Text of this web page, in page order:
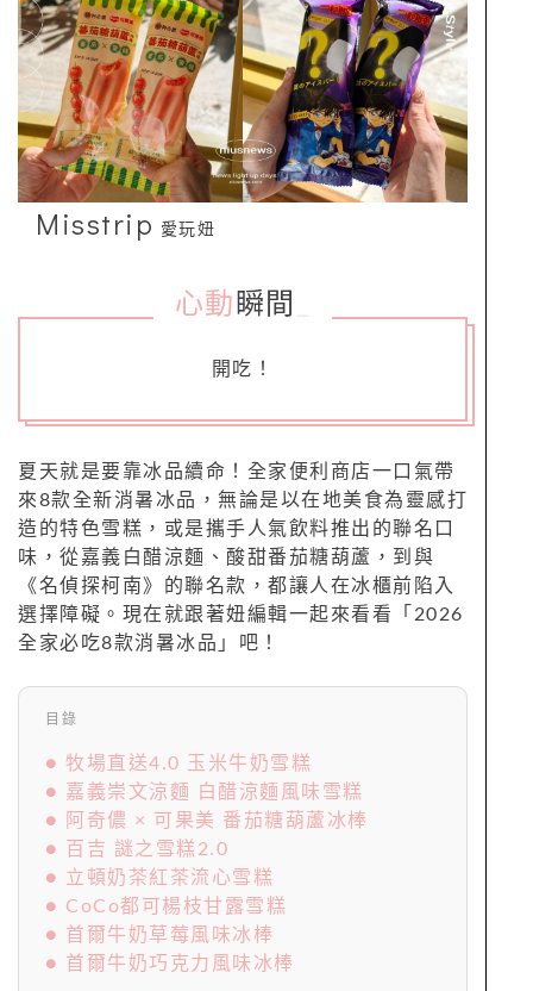
Misstrip 愛玩妞
心動 瞬間
開吃！
夏天就是要靠冰品續命！全家便利商店一口氣帶
來8款全新消暑冰品，無論是以在地美食為靈感打
造的特色雪糕，或是攜手人氣飲料推出的聯名口
味，從嘉義白醋涼麵、酸甜番茄糖葫蘆，到與
《名偵探柯南》的聯名款，都讓人在冰櫃前陷入
選擇障礙。現在就跟著妞編輯一起來看看「2026
全家必吃8款消暑冰品」吧！
目錄
● 牧場直送4.0 玉米牛奶雪糕
● 嘉義崇文涼麵 白醋涼麵風味雪糕
● 阿奇儂 × 可果美 番茄糖葫蘆冰棒
● 百吉 謎之雪糕2.0
● 立頓奶茶紅茶流心雪糕
● CoCo都可楊枝甘露雪糕
● 首爾牛奶草莓風味冰棒
● 首爾牛奶巧克力風味冰棒